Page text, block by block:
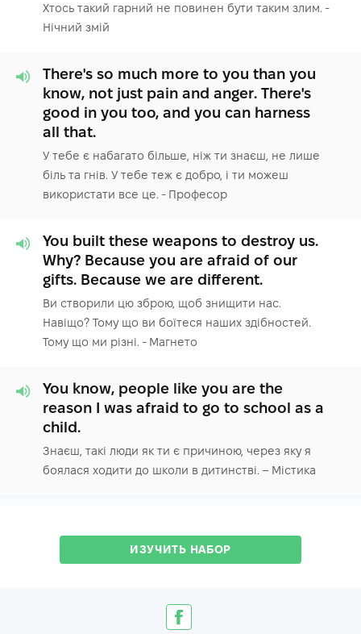
Хтось такий гарний не повинен бути таким злим. -
Нічний змій
There's so much more to you than you
know, not just pain and anger. There's
good in you too, and you can harness
all that.
У тебе є набагато більше, ніж ти знаєш, не лише
біль та гнів. У тебе теж є добро, і ти можеш
використати все це. - Професор
You built these weapons to destroy us.
Why? Because you are afraid of our
gifts. Because we are different.
Ви створили цю зброю, щоб знищити нас.
Навіщо? Тому що ви боїтеся наших здібностей.
Тому що ми різні. - Магнето
You know, people like you are the
reason I was afraid to go to school as a
child.
Знаєш, такі люди як ти є причиною, через яку я
боялася ходити до школи в дитинстві. – Містика
ИЗУЧИТЬ НАБОР